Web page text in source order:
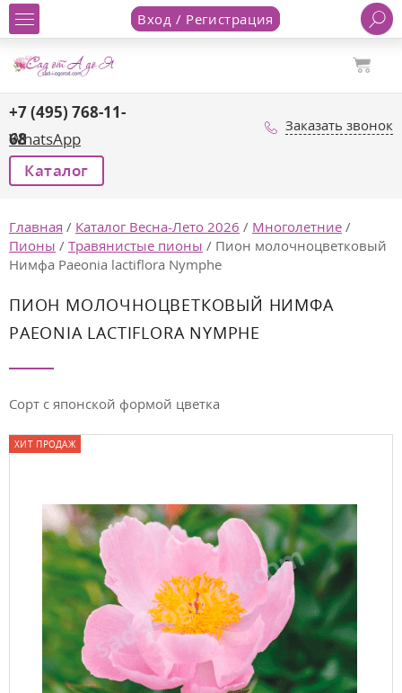
Вход / Регистрация
+7 (495) 768-11-
68
WhatsApp
Заказать звонок
Каталог
Главная / Каталог Весна-Лето 2026 / Многолетние /
Пионы / Травянистые пионы / Пион молочноцветковый
Нимфа Paeonia lactiflora Nymphe
ПИОН МОЛОЧНОЦВЕТКОВЫЙ НИМФА
PAEONIA LACTIFLORA NYMPHE
Сорт с японской формой цветка
ХИТ ПРОДАЖ